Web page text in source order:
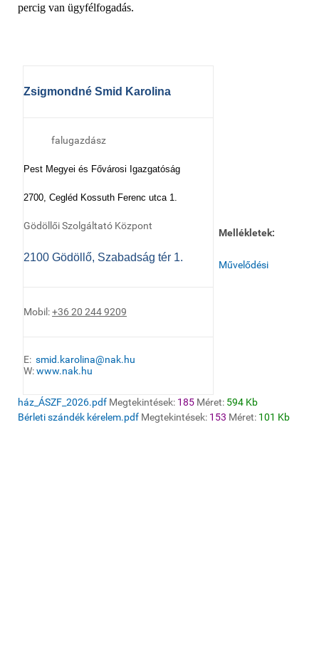
percig van ügyfélfogadás.
Zsigmondné Smid Karolina
falugazdász
Pest Megyei és Fővárosi Igazgatóság
2700, Cegléd Kossuth Ferenc utca 1.
Gödöllői Szolgáltató Központ
2100 Gödöllő, Szabadság tér 1.
Mobil:+36 20 244 9209
E: smid.karolina@nak.hu
W:www.nak.hu
Mellékletek:
Művelődési
ház_ÁSZF_2026.pdf Megtekintések: 185 Méret: 594 Kb
Bérleti szándék kérelem.pdf Megtekintések: 153 Méret: 101 Kb